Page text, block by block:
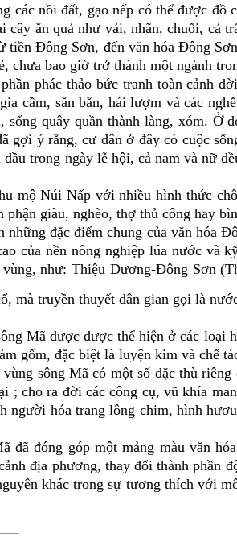
các nồi đất, gạo nếp có thể được
ăn quả như vải, nhãn, chuối, cả
Đông Sơn, đến văn hóa Đông
chưa bao giờ trở thành một ngành
phác thảo bức tranh toàn cảnh
cầm, săn bắn, hái lượm và các
quây quần thành làng, xóm.
gợi ý rằng, cư dân ở đây có cuộc
trong ngày lễ hội, cả nam và nữ
mộ Núi Nấp với nhiều hình thức
giàu, nghèo, thợ thủ công hay
đặc điểm chung của văn
của nền nông nghiệp lúa nước và
như: Thiệu Dương-Đông Sơn
mà truyền thuyết dân gian gọi là
Mã được được thể hiện ở các
gốm, đặc biệt là luyện kim và chế
sông Mã có một số đặc thù
; cho ra đời các công cụ, vũ khía
người hóa trang lông chim, hình
đãđóng góp mộtmảng màu văn
địa phương, thay đổi thành phần
khác trong sự tương thích với